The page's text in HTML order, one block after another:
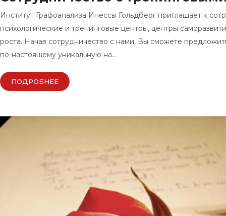
Институт Графоанализа Инессы Гольдберг приглашает к
психологические и тренинговые центры, центры
роста. Начав сотрудничество с нами, Вы сможете
по-настоящему уникальную на…
ПОДРОБНЕЕ